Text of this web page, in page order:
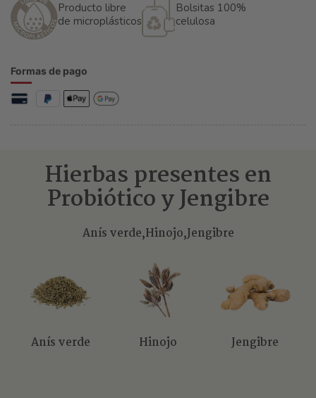
Producto libre
de microplásticos
Bolsitas 100%
celulosa
Formas de pago
Hierbas presentes en
Probiótico y Jengibre
Anís verde,Hinojo,Jengibre
Anís verde Hinojo Jengibre